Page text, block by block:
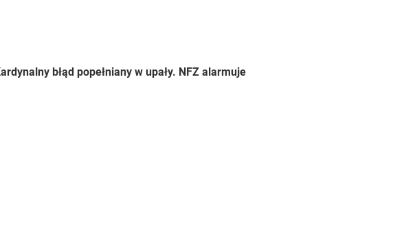
błąd popełniany w upały. NFZ alarmuje